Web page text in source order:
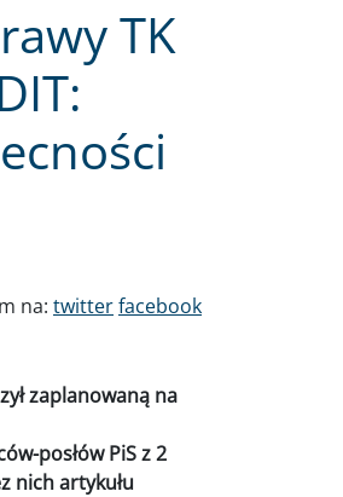
TK
na: twitterfacebook
zaplanowaną na
posłów PiS z 2
nich artykułu